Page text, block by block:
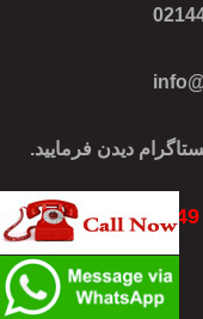
دیدن فرمایید.